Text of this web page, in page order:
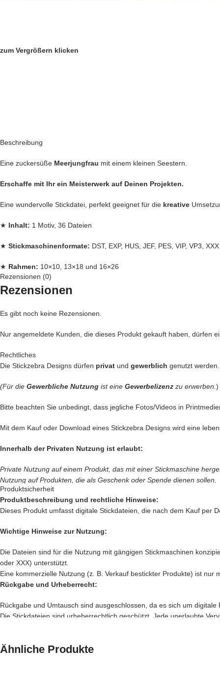
zum Vergrößern klicken
Beschreibung
Eine zuckersüße Meerjungfrau mit einem kleinen Seestern.
Erschaffe mit Ihr ein Meisterwerk auf Deinen Projekten.
Eine wundervolle Stickdatei, perfekt geeignet für die kreative
★ Inhalt: 1 Motiv, 36 Dateien
★ Stickmaschinenformate: DST, EXP, HUS, JEF, PES, VIP, VP3, XXX
★ Rahmen: 10×10, 13×18 und 16×26
JedeStickdatei bei Stickzebra wird mit Liebe per Hand gezeichnet,
– Du kannst mit unseren Stickdateien deine
Kleidung
Deiner Kinder so genial besticken, das die Augen
– Geschenke erstellen, die sicher nie vergessen werden
Das sind nur unsere Ideen. Du hast jetzt ganz sicher noch genialere
Setze Deine Ideen heute noch um und kaufe jetzt diese süße
Nach deiner Bestellung, kannst du, die wundervolle Datei
Rezensionen (0)
Rezensionen
Es gibt noch keine Rezensionen.
Nur angemeldete Kunden, die dieses Produkt gekauft haben, dürfen
Rechtliches
Die Stickzebra Designs dürfen privat und gewerblich genutzt werden.
(Für die Gewerbliche Nutzung ist eine Gewerbelizenz zu erwerben. )
Bitte beachten Sie unbedingt, dass jegliche Fotos/Videos in
Mit dem Kauf oder Download eines Stickzebra Designs wird eine
Innerhalb der Privaten Nutzung ist erlaubt:
Private Nutzung auf einem Produkt, das mit einer Stickmaschine
Nutzung auf Produkten, die als Geschenk oder Spende dienen sollen.
Innerhalb der Privaten Nutzung ist nicht erlaubt:
Verkauf und verschenken des digitalen Produkts.
Sämtliche Änderungen an den Stickdateien sind verboten.
Sollten Sie gegen unsere Nutzungsbedingungen verstoßen, sehen
Sämtliche Verwendung unserer Stickzebradesigns erfolgt in eigener
Die Gewerbelizenz ermöglicht diegewerbliche Nutzungder separat
Produktsicherheit
Produktbeschreibung und rechtliche Hinweise:
Dieses Produkt umfasst digitale Stickdateien, die nach dem Kauf per
Wichtige Hinweise zur Nutzung:
Die Dateien sind für die Nutzung mit gängigen Stickmaschinen
oder XXX) unterstützt.
Eine kommerzielle Nutzung (z. B. Verkauf bestickter Produkte) ist
Rückgabe und Urheberrecht:
Rückgabe und Umtausch sind ausgeschlossen, da es sich um digitale
Die Stickdateien sind urheberrechtlich geschützt. Jede unerlaubte
Ähnliche Produkte